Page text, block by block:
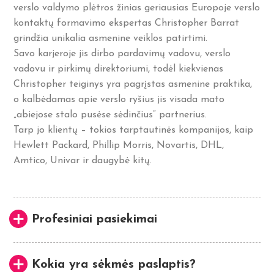
verslo valdymo plėtros žinias geriausias Europoje verslo
kontaktų formavimo ekspertas Christopher Barrat
grindžia unikalia asmenine veiklos patirtimi.
Savo karjeroje jis dirbo pardavimų vadovu, verslo
vadovu ir pirkimų direktoriumi, todėl kiekvienas
Christopher teiginys yra pagrįstas asmenine praktika,
o kalbėdamas apie verslo ryšius jis visada mato
„abiejose stalo pusėse sėdinčius“ partnerius.
Tarp jo klientų – tokios tarptautinės kompanijos, kaip
Hewlett Packard, Phillip Morris, Novartis, DHL,
Amtico, Univar ir daugybė kitų.
Profesiniai pasiekimai
Kokia yra sėkmės paslaptis?